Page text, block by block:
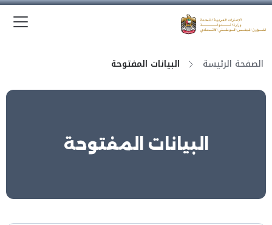
الصفحة الرئيسة البيانات المفتوحة
البيانات المفتوحة